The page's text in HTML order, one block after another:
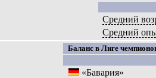
Средний
Средний
Баланс в Лиге
«Бавария»